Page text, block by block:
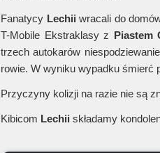
Fanatycy Lechii wracali do
T-Mobile Ekstraklasy z Piastem
trzech autokarów
rowie. W wyniku wypadku śmierć
Przyczyny kolizji na razie nie są
Kibicom Lechii składamy